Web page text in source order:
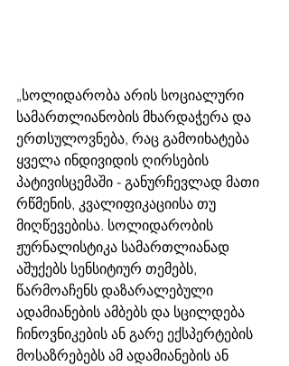
„სოლიდარობა არის სოციალური
სამართლიანობის მხარდაჭერა და
ერთსულოვნება, რაც გამოიხატება
ყველა ინდივიდის ღირსების
პატივისცემაში - განურჩევლად მათი
რწმენის, კვალიფიკაციისა თუ
მიღწევებისა. სოლიდარობის
ჟურნალისტიკა სამართლიანად
აშუქებს სენსიტიურ თემებს,
წარმოაჩენს დაზარალებული
ადამიანების ამბებს და სცილდება
ჩინოვნიკების ან გარე ექსპერტების
მოსაზრებებს ამ ადამიანების ან